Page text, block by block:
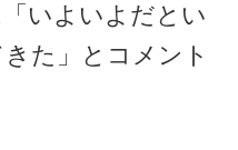
いよいよだとい
た」とコメント